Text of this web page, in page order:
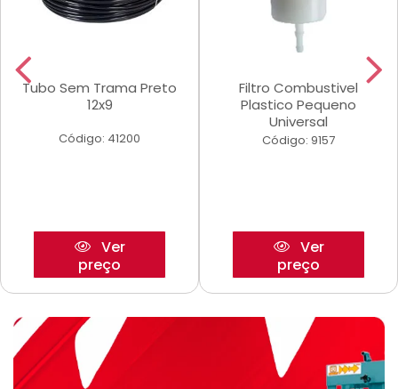
Tubo Sem Trama Preto
12x9
Código: 41200
Ver
preço
Filtro Combustivel
Plastico Pequeno
Universal
Código: 9157
Ver
preço